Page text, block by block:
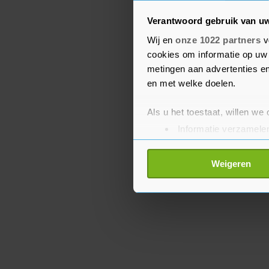
Verantwoord gebruik van
Wij en onze 1022 partners
cookies om informatie op
metingen aan advertenties
en met welke doelen.
Als u het toestaat, willen we
Informatie
Uw apparaat
Lees meer over hoe uw
toestemming op elk moment
Weigeren
veiligheid. Uitbraken
veroorzaakten grote
passagiers, van wie
de cruiseschepen ook